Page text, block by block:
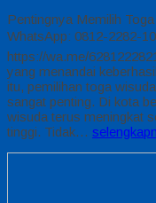
Pentingnya Memilih
WhatsApp: 0812-2282-
https://wa.me/
yang menandai
itu, pemilihan toga
sangat penting. Di kota
wisuda terus meningkat
tinggi. Tidak…